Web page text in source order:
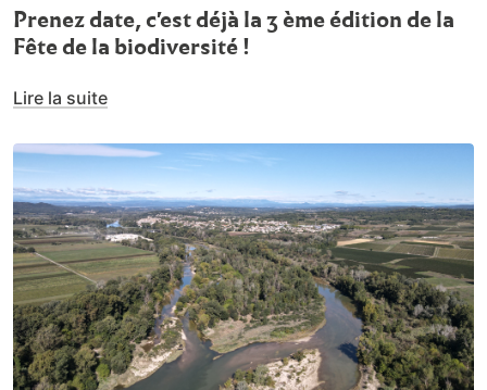
Prenez date, c'est déjà la 3 ème édition de la
Fête de la biodiversité !
Lire la suite